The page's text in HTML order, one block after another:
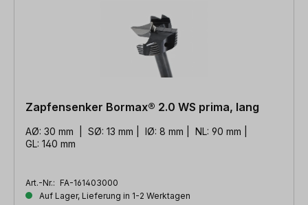
Zapfensenker Bormax® 2.0 WS prima, lang
AØ: 30 mm | SØ: 13 mm | IØ: 8 mm | NL: 90 mm |
GL: 140 mm
Art.-Nr.: FA-161403000
Auf Lager, Lieferung in 1-2 Werktagen